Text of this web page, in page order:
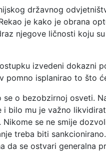
državnog
je kako je obrana
njegove ličnosti koju
izvedeni dokazni
pomno isplanirao to što
se o bezobzirnoj osveti.
bilo mu je važno
se ne smije
treba biti
se ostvari generalna